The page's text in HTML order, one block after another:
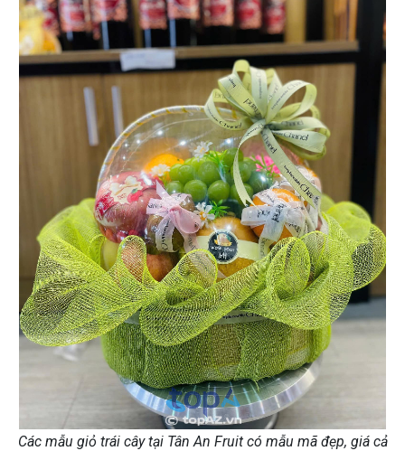
Các mẫu giỏ trái cây tại Tân An Fruit có mẫu mã đẹp, giá cả